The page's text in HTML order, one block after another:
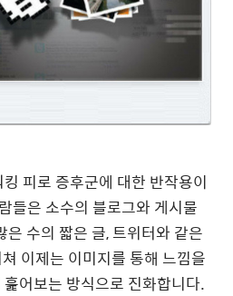
피로 증후군에 대한 반작용이
들은 소수의 블로그와 게시물
수의 짧은 글, 트위터와 같은
이제는 이미지를 통해 느낌을
어보는 방식으로 진화합니다.